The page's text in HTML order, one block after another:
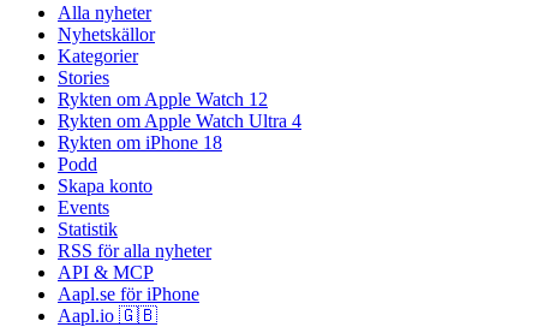
Alla nyheter
Nyhetskällor
Kategorier
Stories
Rykten om Apple Watch 12
Rykten om Apple Watch Ultra 4
Rykten om iPhone 18
Podd
Skapa konto
Events
Statistik
RSS för alla nyheter
API & MCP
Aapl.se för iPhone
Aapl.io 🇬🇧